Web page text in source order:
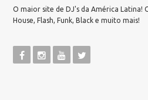
O maior site de DJ's da América Latina!
House, Flash, Funk, Black e muito mais!